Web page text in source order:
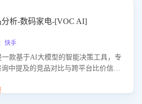
分析-数码家电-[VOC AI]
快手
款基于AI大模型的智能决策工具，专
中提及的竞品对比与跨平台比价信
交叉对比，并分析消费者的比价行